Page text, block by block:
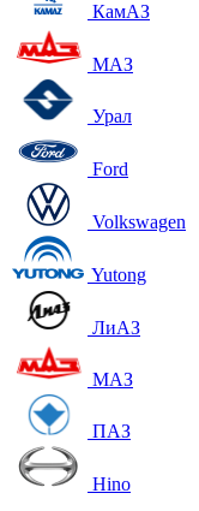
КамАЗ
МАЗ
Урал
Ford
Volkswagen
Yutong
ЛиАЗ
МАЗ
ПАЗ
Hino